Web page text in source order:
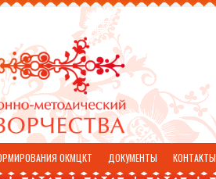
ОКМЦКТ ДОКУМЕНТЫ КОНТАКТЫ